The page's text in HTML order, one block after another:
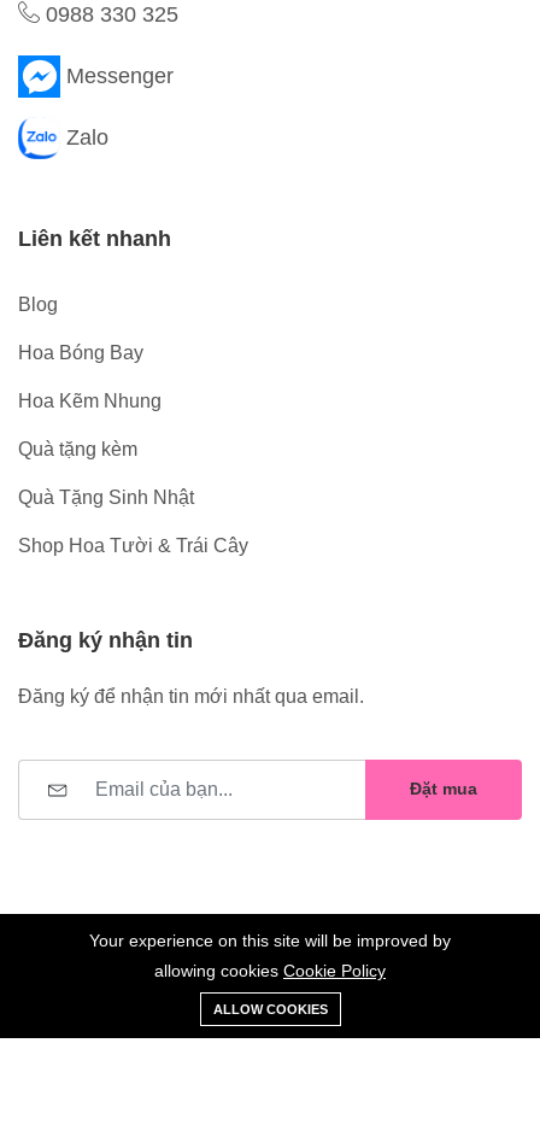
0988 330 325
Messenger
Zalo
Liên kết nhanh
Blog
Hoa Bóng Bay
Hoa Kẽm Nhung
Quà tặng kèm
Quà Tặng Sinh Nhật
Shop Hoa Tười & Trái Cây
Đăng ký nhận tin
Đăng ký để nhận tin mới nhất qua email.
Đặt mua
©2023 Hoa Nelly . All Rights Reserved.
0
Xe
đẩy
Danh sách
yêu thích
Your experience on this site will be improved by
allowing cookies Cookie Policy
ALLOW COOKIES